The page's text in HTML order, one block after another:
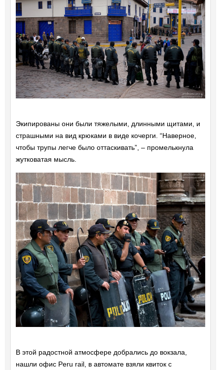
Экипированы они были тяжелыми, длинными щитами, и
страшными на вид крюками в виде кочерги. “Наверное,
чтобы трупы легче было оттаскивать”, – промелькнула
жутковатая мысль.
В этой радостной атмосфере добрались до вокзала,
нашли офис Peru rail, в автомате взяли квиток с